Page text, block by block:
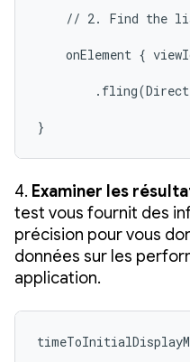
// 2. Find the
onElement {
}
4. Examiner les
test vous fournit des
précision pour vous
données sur les
application.